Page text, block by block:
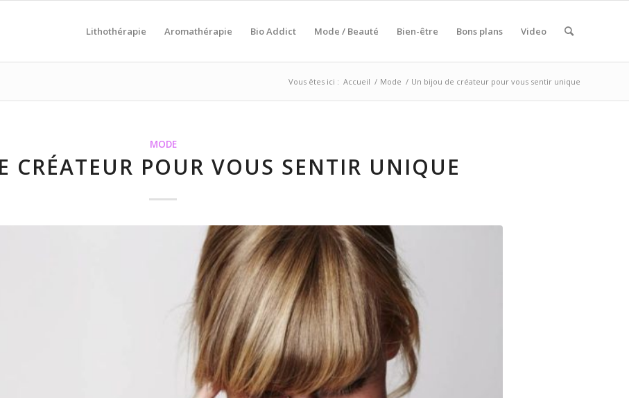
Lithothérapie Aromathérapie Bio Addict Mode / Beauté Bien-être Bons plans Video
Vous êtes ici : Accueil / Mode / Un bijou de créateur pour vous sentir unique
MODE
CRÉATEUR POUR VOUS SENTIR UNIQUE